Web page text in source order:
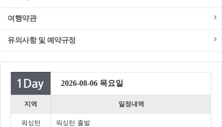
여행약관
유의사항 및 예약규정
2026-08-06 목요일
지역 일정내역
워싱턴 워싱턴 출발